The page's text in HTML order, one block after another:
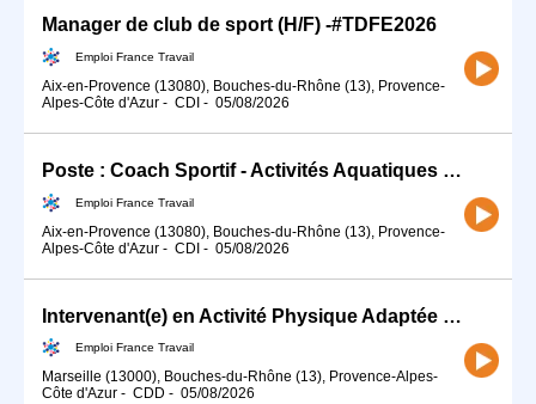
Manager de club de sport (H/F) -#TDFE2026
Emploi France Travail
Aix-en-Provence (13080), Bouches-du-Rhône (13), Provence-
Alpes-Côte d'Azur - CDI - 05/08/2026
Poste : Coach Sportif - Activités Aquatiques (H/F
Emploi France Travail
Aix-en-Provence (13080), Bouches-du-Rhône (13), Provence-
Alpes-Côte d'Azur - CDI - 05/08/2026
Intervenant(e) en Activité Physique Adaptée 13 H/F (H/F)
Emploi France Travail
Marseille (13000), Bouches-du-Rhône (13), Provence-Alpes-
Côte d'Azur - CDD - 05/08/2026